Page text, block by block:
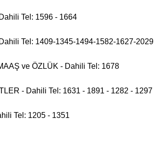
Tel: 1596 - 1664
Tel: 1409-1345-1494-1582-1627-2029
ve ÖZLÜK - Dahili Tel: 1678
- Dahili Tel: 1631 - 1891 - 1282 - 1297
Tel: 1205 - 1351